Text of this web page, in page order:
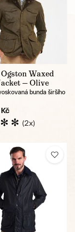
Waxed
— Olive
bunda širšího
(2x)